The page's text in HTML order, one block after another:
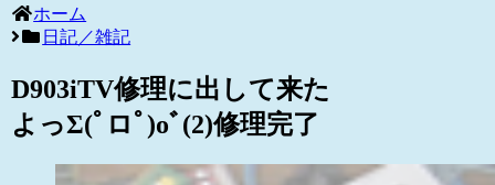
ホーム
日記／雑記
D903iTV修理に出して来た
よっΣ(ﾟロﾟ)oﾞ(2)修理完了